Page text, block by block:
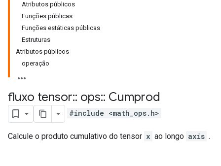
Atributos públicos
Funções públicas
Funções estáticas públicas
Estruturas
Atributos públicos
operação
fluxo tensor:: ops:: Cumprod
#include <math_ops.h>
Calcule o produto cumulativo do tensor x ao longo axis .